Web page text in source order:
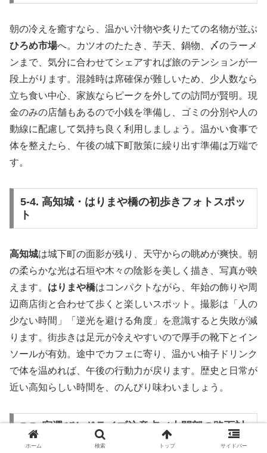
朝の冷えを癒すなら、温かい汁物や炙りたての名物が並ぶ
ひろめ市場へ。カツオのたたき、芋天、鍋物、〆のラーメ
ンまで、気分に合わせてシェアすれば旅のテンションが一
段上がります。混雑時は席確保が難しいため、少人数なら
立ち食い中心、家族ならピークを外しての訪問が賢明。現
金のみの店舗もあるので小銭を準備し、ゴミの分別や人の
動線に配慮して気持ち良く利用しましょう。温かい食事で
体を整えたら、午後の城下町散策に繰り出す準備は万端で
す。
5-4. 高知城・はりまや橋の初歩きフォトスポッ
ト
高知城は城下町の面影が残り、天守からの眺めが爽快。朝
の柔らかな光は石垣や木々の陰影を美しく描き、写真が映
えます。 はりまや橋はコンパクトながら、年始の飾りや周
辺商店街と合わせて歩くと楽しいスポット。撮影は「人の
少ない時間」「逆光を避ける角度」を意識すると失敗が減
ります。街歩きは足元が冷えやすいので厚手の靴下とイン
ソールが有効。途中でカフェに寄り、温かい柚子ドリンク
で体を温めれば、午後の行動力が戻ります。歴史と日常が
近い高知らしい時間を、のんびり味わいましょう。
5-5. 宿選びとドライブ注意点（山間部の路面対
策）
ホーム 検索 トップ サイドバー